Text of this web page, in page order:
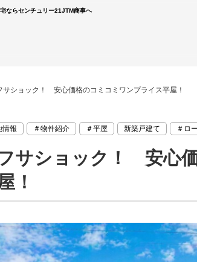
ならセンチュリー21JTM商事へ
サショック！ 安心価格のコミコミワンプライス平屋！
情報 ＃物件紹介 ＃平屋 新築戸建て ＃ロ
サショック！ 安心
！